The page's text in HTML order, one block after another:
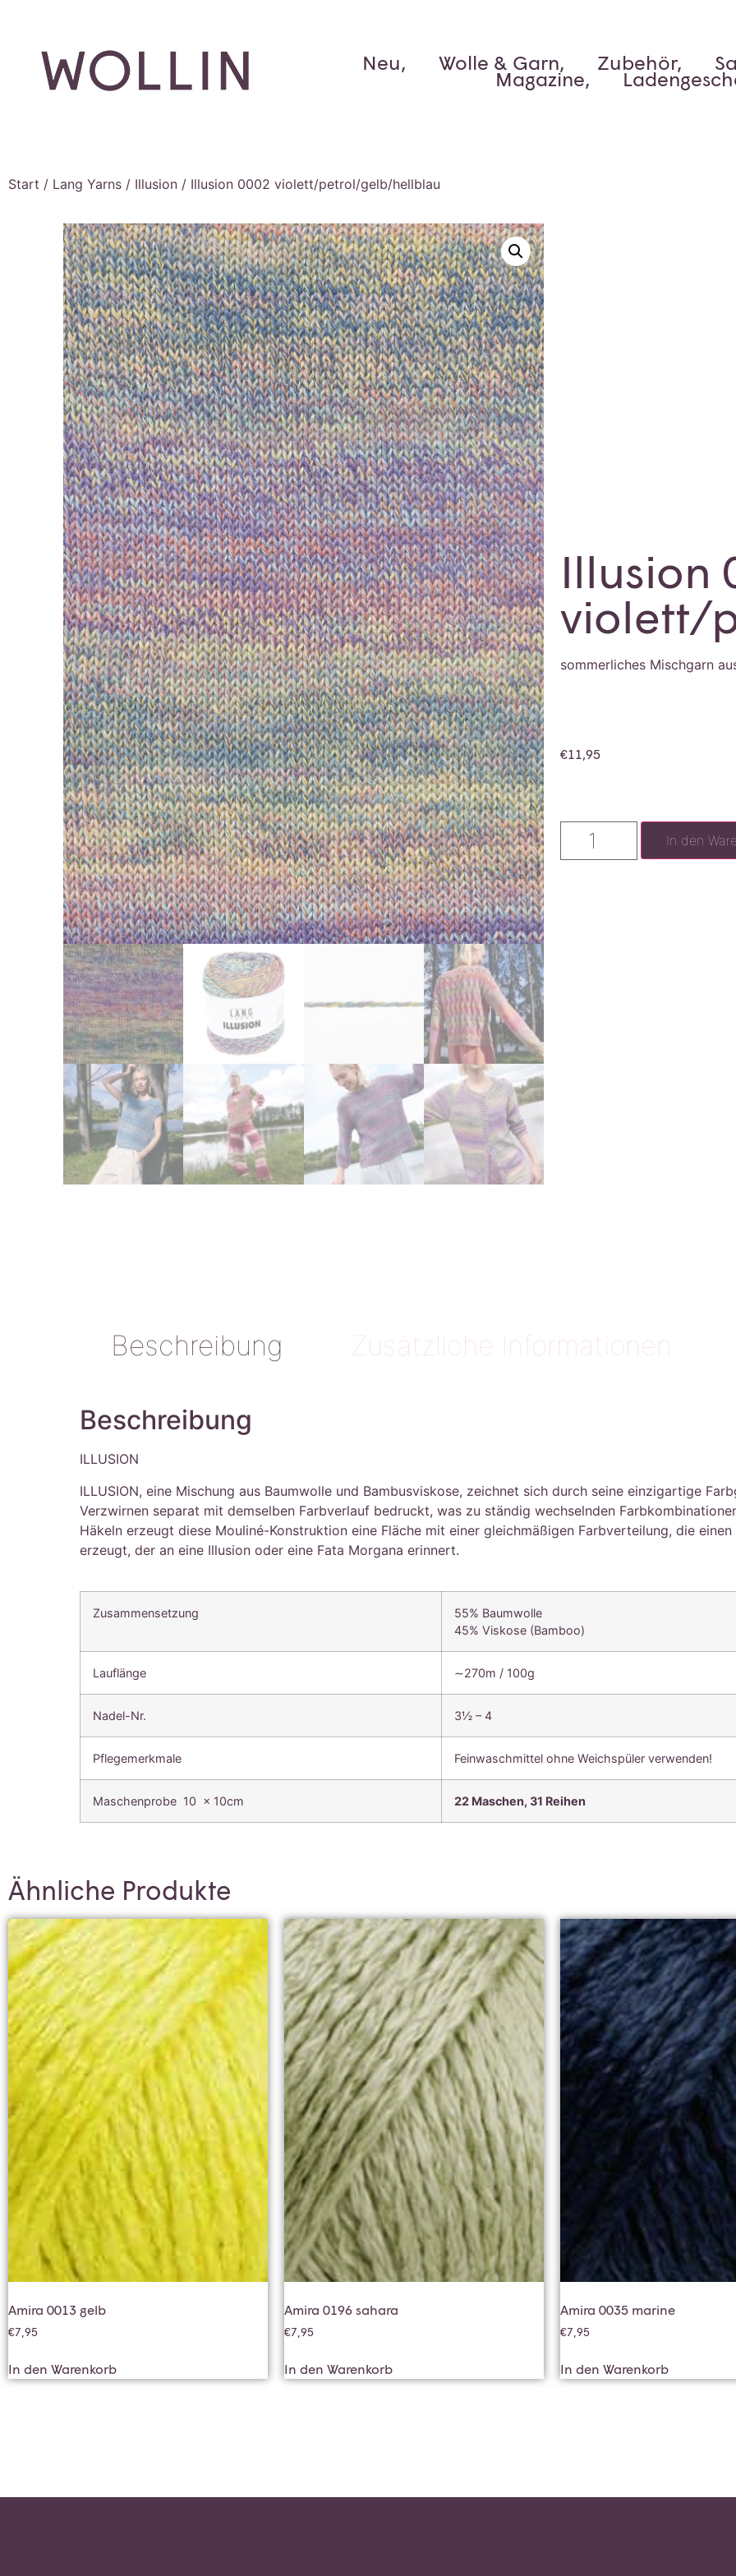
Neu, Wolle & Garn, Zubehör,
Magazine,
Start / Lang Yarns / Illusion / Illusion 0002 violett/petrol/gelb/hellblau
Illusion
violett/
sommerliches Mischgarn
€11,95
In den
Beschreibung Zusätzliche Informationen
Beschreibung
ILLUSION
ILLUSION, eine Mischung aus Baumwolle und Bambusviskose, zeichnet sich durch seine einzigartige
Verzwirnen separat mit demselben Farbverlauf bedruckt, was zu ständig wechselnden
Häkeln erzeugt diese Mouliné-Konstruktion eine Fläche mit einer gleichmäßigen Farbverteilung, die
erzeugt, der an eine Illusion oder eine Fata Morgana erinnert.
Zusammensetzung
55% Baumwolle
45% Viskose (Bamboo)
Lauflänge ∼270m / 100g
Nadel-Nr. 3½ – 4
Pflegemerkmale Feinwaschmittel ohne Weichspüler verwenden!
Maschenprobe 10 x 10cm 22 Maschen, 31 Reihen
Ähnliche Produkte
Amira 0013 gelb
€7,95
In den Warenkorb
Amira 0196 sahara
€7,95
In den Warenkorb
Amira 0035 marine
€7,95
In den Warenkorb